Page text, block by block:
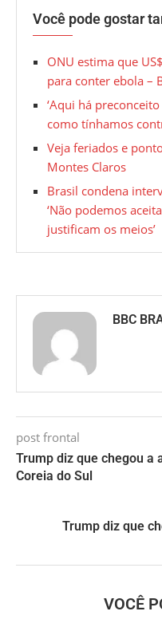
Você pode gostar
ONU estima que
para conter ebola –
‘Aqui há
como tínhamos
Veja feriados e
Montes Claros
Brasil condena
‘Não podemos
justificam os meios’
BBC
post frontal
Trump diz que chegou a
Coreia do Sul
Trump diz que
VOCÊ